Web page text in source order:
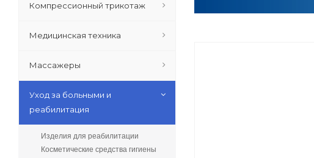
Компрессионный трикотаж
Медицинская техника
Массажеры
Уход за больными и
реабилитация
Изделия для реабилитации
Косметические средства гигиены